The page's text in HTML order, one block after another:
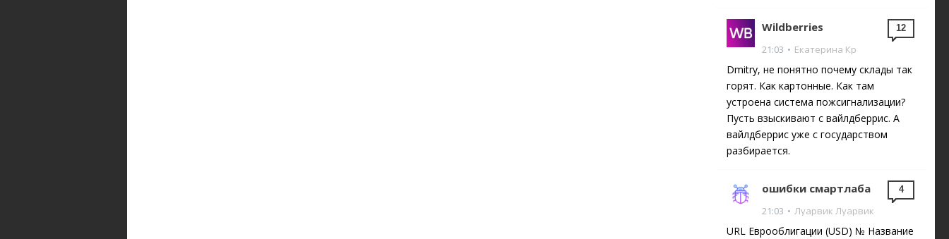
Wildberries
21:03 • Екатерина Кр
Dmitry, не понятно почему склады так
горят. Как картонные. Как там
устроена система пожсигнализации?
Пусть взыскивают с вайлдберрис. А
вайлдберрис уже с государством
разбирается.
12
ошибки смартлаба
21:03 • Луарвик Луарвик
URL Еврооблигации (USD) № Название
4